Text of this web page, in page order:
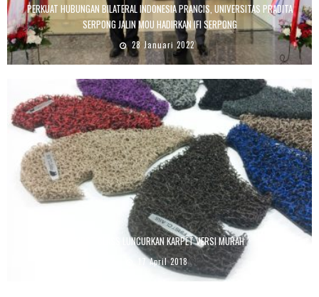
PERKUAT HUBUNGAN BILATERAL INDONESIA PRANCIS, UNIVERSITAS PRADITA
SERPONG JALIN MOU HADIRKAN IFI SERPONG
28 Januari 2022
FIRST CLASS LUNCURKAN KARPET VERSI MURAH
17 April 2018